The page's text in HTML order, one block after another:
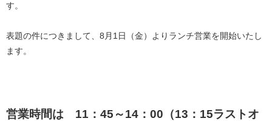
す。
表題の件につきまして、8月1日（金）よりランチ営業を開始いたし
ます。
営業時間は 11：45～14：00（13：15ラストオ